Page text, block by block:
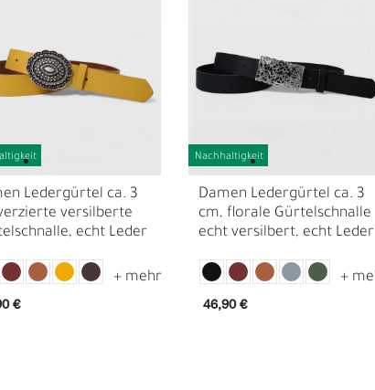
Ledergürtel ca. 3
versilberte
echt Leder
€
Nachhaltigkeit
Damen Ledergürtel ca. 3
cm, florale Gürtelschnalle
echt versilbert, echt Leder
46,90 €